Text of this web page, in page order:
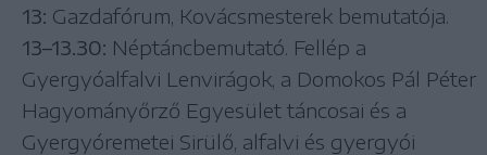
13: Gazdafórum, Kovácsmesterek bemutatója.
13–13.30: Néptáncbemutató. Fellép a
Gyergyóalfalvi Lenvirágok, a Domokos Pál Péter
Hagyományőrző Egyesület táncosai és a
Gyergyóremetei Sirülő, alfalvi és gyergyói